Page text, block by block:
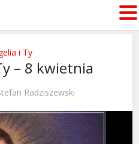
i Ty
– 8 kwietnia
Radziszewski